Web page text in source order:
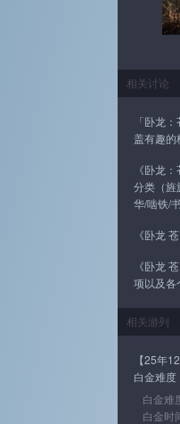
相关讨论
「卧龙
盖有趣的
《卧龙
分类（旌
华/啮铁/
《卧龙
《卧龙
项以及各
相关游列
【25年
白金难度
白金难
白金时